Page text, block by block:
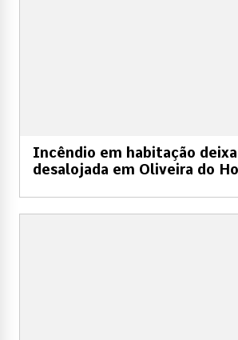
Incêndio em habitação
desalojada em Oliveira do